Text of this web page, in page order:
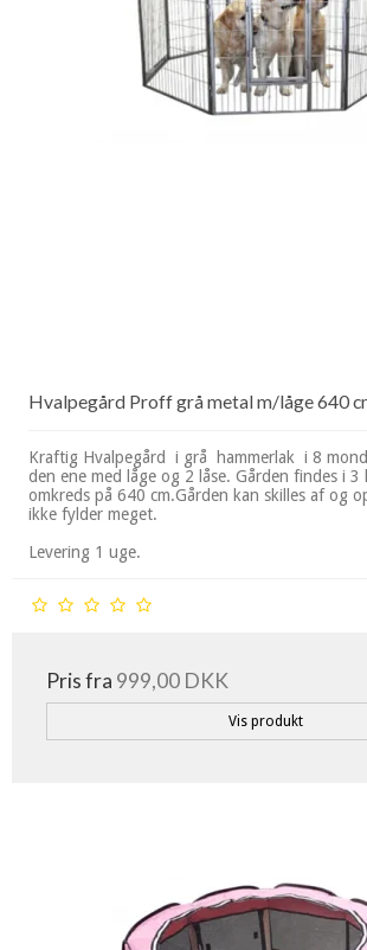
Hvalpegård Proff grå metal m/låge 640
Kraftig Hvalpegård i grå hammerlak i 8
den ene med låge og 2 låse. Gården findes i
omkreds på 640 cm.Gården kan skilles af og
ikke fylder meget.
Levering 1 uge.
Pris fra 999,00 DKK
Vis produkt